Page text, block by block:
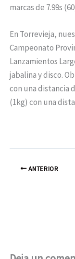
marcas de 7.99s
En Torrevieja,
Campeonato
Lanzamientos
jabalina y disco.
con una distancia
(1kg) con una
ANTERIOR